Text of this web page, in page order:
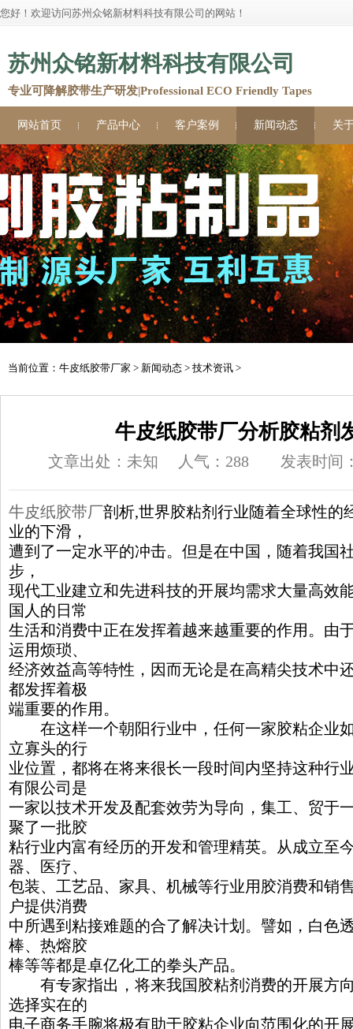
您好！欢迎访问苏州众铭新材料科技有限公司的网站！
苏州众铭新材料科技有限公司
专业可降解胶带生产研发|Professional ECO Friendly Tapes
网站首页 产品中心 客户案例 新闻动态 关
当前位置： 牛皮纸胶带厂家 > 新闻动态 > 技术资讯 >
牛皮纸胶带厂分析胶粘剂
文章出处：未知 人气： 288 发表时间
牛皮纸胶带厂剖析,世界胶粘剂行业随着全球性的
业的下滑，
遭到了一定水平的冲击。但是在中国，随着我国
步，
现代工业建立和先进科技的开展均需求大量高效
国人的日常
生活和消费中正在发挥着越来越重要的作用。由
运用烦琐、
经济效益高等特性，因而无论是在高精尖技术中
都发挥着极
端重要的作用。
在这样一个朝阳行业中，任何一家胶粘企业
立寡头的行
业位置，都将在将来很长一段时间内坚持这种行
有限公司是
一家以技术开发及配套效劳为导向，集工、贸于
聚了一批胶
粘行业内富有经历的开发和管理精英。从成立至
器、医疗、
包装、工艺品、家具、机械等行业用胶消费和销
户提供消费
中所遇到粘接难题的合了解决计划。譬如，白色
棒、热熔胶
棒等等都是卓亿化工的拳头产品。
有专家指出，将来我国胶粘剂消费的开展方
选择实在的
电子商务手腕将极有助于胶粘企业向范围化的开